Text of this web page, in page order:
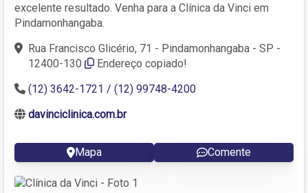
excelente resultado. Venha para a Clínica da Vinci em
Pindamonhangaba.
Rua Francisco Glicério, 71 - Pindamonhangaba - SP -
12400-130
Endereço copiado!
(12) 3642-1721 / (12) 99748-4200
davinciclinica.com.br
Mapa Comente